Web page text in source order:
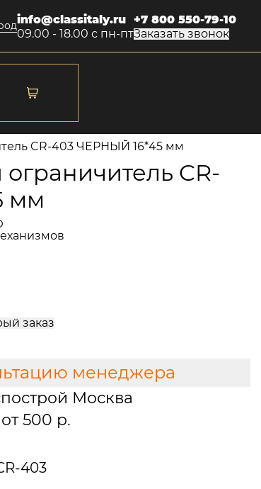
info@classitaly.ru
09.00 - 18.00 с пн-пт
+7 800 550-79-10
Заказать звонок
CR-403 ЧЕРНЫЙ 16*45 мм
CR-
мм
заказ
менеджера
Москва
500 р.
403